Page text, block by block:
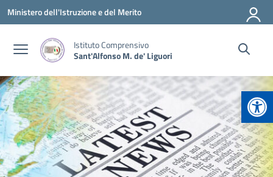
Vai ai contenuti
Vai al menu di navigazione
Vai al footer
Ministero dell'Istruzione e del Merito
Istituto Comprensivo
Sant'Alfonso M. de' Liguori